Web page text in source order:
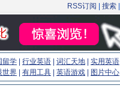
RSS订阅 搜索
留学 行业英语 词汇天地
实用英语
世界
有用工具 英语游戏 图片中心